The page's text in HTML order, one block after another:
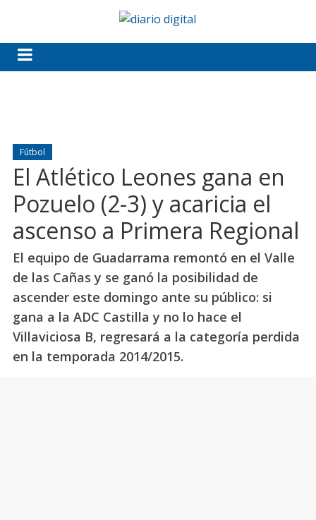
Fútbol
El Atlético Leones gana en
Pozuelo (2-3) y acaricia el
ascenso a Primera Regional
El equipo de Guadarrama remontó en el Valle
de las Cañas y se ganó la posibilidad de
ascender este domingo ante su público: si
gana a la ADC Castilla y no lo hace el
Villaviciosa B, regresará a la categoría perdida
en la temporada 2014/2015.